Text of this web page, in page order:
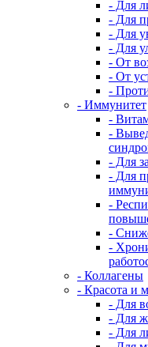
- Для
- Для
- Для
- Для
- От
- От
-
- Иммунитет
-
-
- Для
- Для
-
-
-
- Коллагены
- Красота и
- Для
- Для
- Для